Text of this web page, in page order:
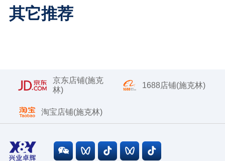
其它推荐
京东店铺(施克
林)
1688店铺(施克林)
淘宝店铺(施克林)